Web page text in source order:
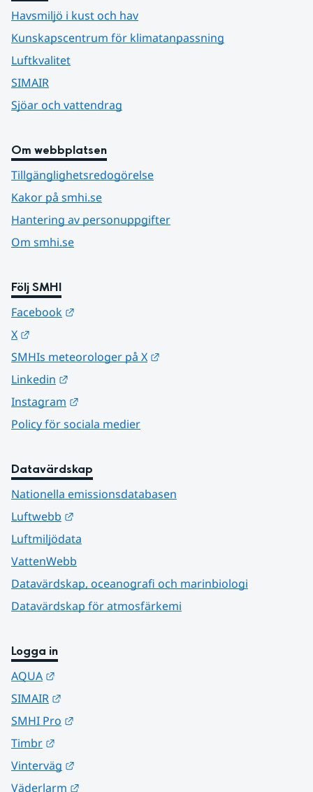
Havsmiljö i kust och hav
Kunskapscentrum för klimatanpassning
Luftkvalitet
SIMAIR
Sjöar och vattendrag
Om webbplatsen
Tillgänglighetsredogörelse
Kakor på smhi.se
Hantering av personuppgifter
Om smhi.se
Följ SMHI
Facebook
X
SMHIs meteorologer på X
Linkedin
Instagram
Policy för sociala medier
Datavärdskap
Nationella emissionsdatabasen
Luftwebb
Luftmiljödata
VattenWebb
Datavärdskap, oceanografi och marinbiologi
Datavärdskap för atmosfärkemi
Logga in
AQUA
SIMAIR
SMHI Pro
Timbr
Vinterväg
Väderlarm